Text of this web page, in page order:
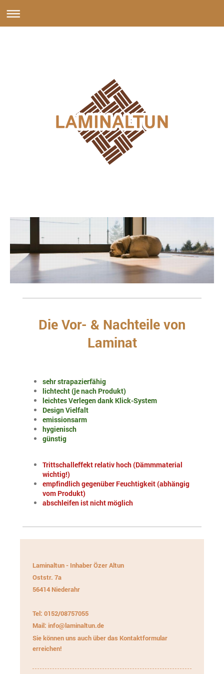
Die Vor- & Nachteile von
Laminat
sehr strapazierfähig
lichtecht (je nach Produkt)
leichtes Verlegen dank Klick-System
Design Vielfalt
emissionsarm
hygienisch
günstig
Trittschalleffekt relativ hoch (Dämmmaterial
wichtig!)
empfindlich gegenüber Feuchtigkeit (abhängig
vom Produkt)
abschleifen ist nicht möglich
Laminaltun - Inhaber Özer Altun
Oststr. 7a
56414 Niederahr
Tel: 0152/08757055
Mail: info@laminaltun.de
Sie können uns auch über das Kontaktformular
erreichen!